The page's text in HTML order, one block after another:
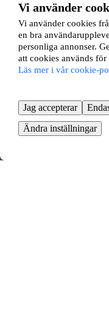
Vi använder
Vi använder cookies
en bra
personliga annonser.
att cookies används för
Läs mer i vår cookie-
Jag accepterar
Ändra inställningar
Kyrkgatan 56
4 rok ∙107 kvm
12000kr/mån